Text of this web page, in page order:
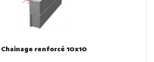
Chainage renforcé 10x10